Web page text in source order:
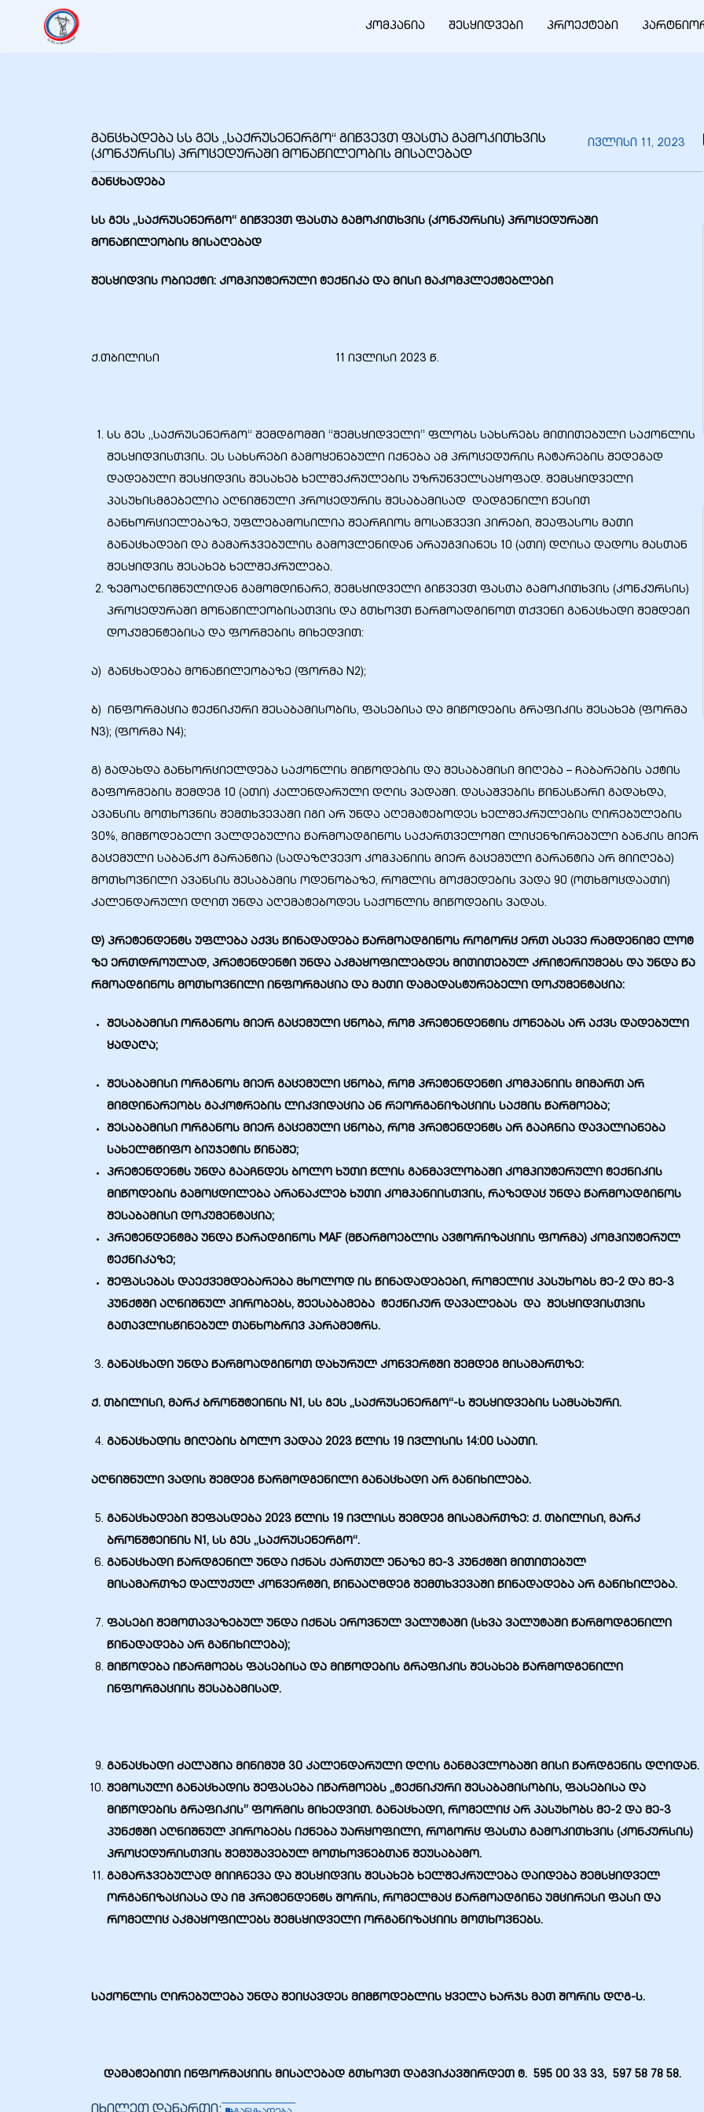
კომპანია შესყიდვები პროექტები
განცხადება სს გეს „საქრუსენერგო“ გიწვევთ ფასთა გამოკითხვის
(კონკურსის) პროცედურაში მონაწილეობის მისაღებად
ივლისი 11, 2023
განცხადება
სს გეს „საქრუსენერგო“ გიწვევთ ფასთა გამოკითხვის (კონკურსის) პროცედურაში
მონაწილეობის მისაღებად
შესყიდვის ობიექტი: კომპიუტერული ტექნიკა და მისი მაკომპლექტებლები
ქ.თბილისი 11 ივლისი 2023 წ.
სს გეს „საქრუსენერგო“ შემდგომში “შემსყიდველი” ფლობს სახსრებს მითითებული საქონლის
შესყიდვისთვის. ეს სახსრები გამოყენებული იქნება ამ პროცედურის ჩატარების შედეგად
დადებული შესყიდვის შესახებ ხელშეკრულების უზრუნველსაყოფად. შემსყიდველი
პასუხისმგებელია აღნიშნული პროცედურის შესაბამისად დადგენილი წესით
განხორციელებაზე, უფლებამოსილია შეარჩიოს მოსაწვევი პირები, შეაფასოს მათი
განაცხადები და გამარჯვებულის გამოვლენიდან არაუგვიანეს 10 (ათი) დღისა დადოს მასთან
შესყიდვის შესახებ ხელშეკრულება.
ზემოაღნიშნულიდან გამომდინარე, შემსყიდველი გიწვევთ ფასთა გამოკითხვის (კონკურსის)
პროცედურაში მონაწილეობისათვის და გთხოვთ წარმოადგინოთ თქვენი განაცხადი შემდეგი
დოკუმენტებისა და ფორმების მიხედვით:
ა) განცხადება მონაწილეობაზე (ფორმა N2);
ბ) ინფორმაცია ტექნიკური შესაბამისობის, ფასებისა და მიწოდების გრაფიკის შესახებ (ფორმა
N3); (ფორმა N4);
გ) გადახდა განხორციელდება საქონლის მიწოდების და შესაბამისი მიღება – ჩაბარების აქტის
გაფორმების შემდეგ 10 (ათი) კალენდარული დღის ვადაში. დასაშვების წინასწარი გადახდა,
ავანსის მოთხოვნის შემთხვევაში იგი არ უნდა აღემატებოდეს ხელშეკრულების ღირებულების
30%, მიმწოდებელი ვალდებულია წარმოადგინოს საქართველოში ლიცენზირებული ბანკის მიერ
გაცემული საბანკო გარანტია (სადაზღვევო კომპანიის მიერ გაცემული გარანტია არ მიიღება)
მოთხოვნილი ავანსის შესაბამის ოდენობაზე, რომლის მოქმედების ვადა 90 (ოთხმოცდაათი)
კალენდარული დღით უნდა აღემატებოდეს საქონლის მიწოდების ვადას.
დ) პრეტენდენტს უფლება აქვს წინადადება წარმოადგინოს როგორც ერთ ასევე რამდენიმე ლოტ
ზე ერთდროულად, პრეტენდენტი უნდა აკმაყოფილებდეს მითითებულ კრიტერიუმებს და უნდა წა
რმოადგინოს მოთხოვნილი ინფორმაცია და მათი დამადასტურებელი დოკუმენტაცია:
შესაბამისი ორგანოს მიერ გაცემული ცნობა, რომ პრეტენდენტის ქონებას არ აქვს დადებული
ყადაღა;
შესაბამისი ორგანოს მიერ გაცემული ცნობა, რომ პრეტენდენტი კომპანიის მიმართ არ
მიმდინარეობს გაკოტრების ლიკვიდაცია ან რეორგანიზაციის საქმის წარმოება;
შესაბამისი ორგანოს მიერ გაცემული ცნობა, რომ პრეტენდენტს არ გააჩნია დავალიანება
სახელმწიფო ბიუჯეტის წინაშე;
პრეტენდენტს უნდა გააჩნდეს ბოლო ხუთი წლის განმავლობაში კომპიუტერული ტექნიკის
მიწოდების გამოცდილება არანაკლებ ხუთი კომპანიისთვის, რაზედაც უნდა წარმოადგინოს
შესაბამისი დოკუმენტაცია;
პრეტენდენტმა უნდა წარადგინოს MAF (მწარმოებლის ავტორიზაციის ფორმა) კომპიუტერულ
ტექნიკაზე;
შეფასებას დაექვემდებარება მხოლოდ ის წინადადებები, რომელიც პასუხობს მე-2 და მე-3
პუნქტში აღნიშნულ პირობებს, შეესაბამება ტექნიკურ დავალებას და შესყიდვისთვის
გათავლისწინებულ თანხობრივ პარამეტრს.
განაცხადი უნდა წარმოადგინოთ დახურულ კონვერტში შემდეგ მისამართზე:
ქ. თბილისი, მარკ ბრონშტეინის N1, სს გეს „საქრუსენერგო“-ს შესყიდვების სამსახური.
განაცხადის მიღების ბოლო ვადაა 2023 წლის 19 ივლისის 14:00 საათი.
აღნიშნული ვადის შემდეგ წარმოდგენილი განაცხადი არ განიხილება.
განაცხადები შეფასდება 2023 წლის 19 ივლისს შემდეგ მისამართზე: ქ. თბილისი, მარკ
ბრონშტეინის N1, სს გეს „საქრუსენერგო“.
განაცხადი წარდგენილ უნდა იქნას ქართულ ენაზე მე-3 პუნქტში მითითებულ
მისამართზე დალუქულ კონვერტში, წინააღმდეგ შემთხვევაში წინადადება არ განიხილება.
ფასები შემოთავაზებულ უნდა იქნას ეროვნულ ვალუტაში (სხვა ვალუტაში წარმოდგენილი
წინადადება არ განიხილება);
მიწოდება იწარმოებს ფასებისა და მიწოდების გრაფიკის შესახებ წარმოდგენილი
ინფორმაციის შესაბამისად.
განაცხადი ძალაშია მინიმუმ 30 კალენდარული დღის განმავლობაში მისი წარდგენის დღიდან.
შემოსული განაცხადის შეფასება იწარმოებს „ტექნიკური შესაბამისობის, ფასებისა და
მიწოდების გრაფიკის” ფორმის მიხედვით. განაცხადი, რომელიც არ პასუხობს მე-2 და მე-3
პუნქტში აღნიშნულ პირობებს იქნება უარყოფილი, როგორც ფასთა გამოკითხვის (კონკურსის)
პროცედურისთვის შემუშავებულ მოთხოვნებთან შეუსაბამო.
გამარჯვებულად მიიჩნევა და შესყიდვის შესახებ ხელშეკრულება დაიდება შემსყიდველ
ორგანიზაციასა და იმ პრეტენდენტს შორის, რომელმაც წარმოადგინა უმცირესი ფასი და
რომელიც აკმაყოფილებს შემსყიდველი ორგანიზაციის მოთხოვნებს.
საქონლის ღირებულება უნდა შეიცავდეს მიმწოდებლის ყველა ხარჯს მათ შორის დღგ-ს.
დამატებითი ინფორმაციის მისაღებად გთხოვთ დაგვიკავშირდეთ ტ. 595 00 33 33, 597 58 78 58.